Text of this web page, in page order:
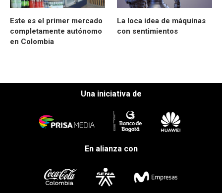
Este es el primer mercado
completamente autónomo
en Colombia
La loca idea de máquinas
con sentimientos
Una iniciativa de
En alianza con